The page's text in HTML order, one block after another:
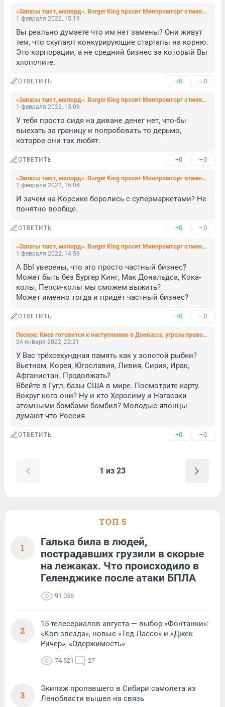
«Запасы тают, милорд». Burger King просит Минпромторг отменить эмбарго на ввоз сыра
1 февраля 2022, 15:19
Вы реально думаете что им нет замены? Они живут
тем, что скупают конкурирующие стартапы на корню.
Это корпорации, а не средний бизнес за который Вы
хлопочите.
ОТВЕТИТЬ +0 –0
«Запасы тают, милорд». Burger King просит Минпромторг отменить эмбарго на ввоз сыра
1 февраля 2022, 15:09
У тебя просто сидя на диване денег нет, что-бы
выехать за границу и попробовать то дерьмо,
которое они так любят.
ОТВЕТИТЬ +0 –0
«Запасы тают, милорд». Burger King просит Минпромторг отменить эмбарго на ввоз сыра
1 февраля 2022, 15:04
И зачем на Корсике боролись с супермаркетами? Не
понятно вообще.
ОТВЕТИТЬ +0 –0
«Запасы тают, милорд». Burger King просит Минпромторг отменить эмбарго на ввоз сыра
1 февраля 2022, 14:58
А ВЫ уверены, что это просто частный бизнес?
Может быть без Бургер Кинг, Мак Дональдса, Кока-
колы, Пепси-колы мы сможем выжить?
Может именно тогда и придёт частный бизнес?
ОТВЕТИТЬ +0 –0
Песков: Киев готовится к наступлению в Донбассе, угроза провокаций очень высока
24 января 2022, 22:21
У Вас трёхсекундная память как у золотой рыбки?
Вьетнам, Корея, Югославия, Ливия, Сирия, Ирак,
Афганистан. Продолжать?
Вбейте в Гугл, базы США в мире. Посмотрите карту.
Вокруг кого они? Ну и кто Херосиму и Нагасаки
атомными бомбами бомбил? Молодые японцы
думают что Россия.
ОТВЕТИТЬ +0 –0
1 из 23
ТОП 5
1
Галька била в людей,
пострадавших грузили в скорые
на лежаках. Что происходило в
Геленджике после атаки БПЛА
91 056
2
15 телесериалов августа — выбор «Фонтанки»:
«Коп-звезда», новые «Тед Лассо» и «Джек
Ричер», «Одержимость»
74 521 27
3
Экипаж пропавшего в Сибири самолета из
Ленобласти вышел на связь